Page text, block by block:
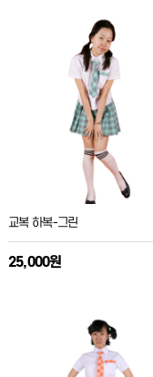
교복 하복-그린
25,000원